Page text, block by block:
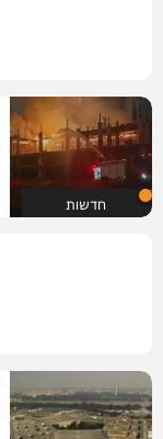
חדשות